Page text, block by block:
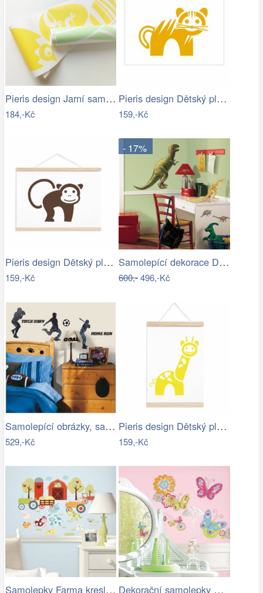
Pieris design Jarní samolepky na okno 4
184,-Kč
Pieris design Dětský plakát - tygr
159,-Kč
Pieris design Dětský plakát - opička
159,-Kč
- 17%
Samolepící dekorace Dinosaurus
600,-496,-Kč
Samolepící obrázky, samolepky Sportovní…
529,-Kč
Pieris design Dětský plakát - žirafa
159,-Kč
Samolepky Farma kreslená Dekorační samolepky Motýli. Obrázky…